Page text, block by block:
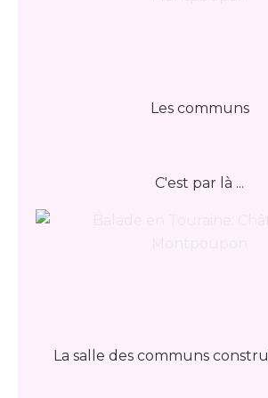
Les communs
C'est par là ...
La salle des communs